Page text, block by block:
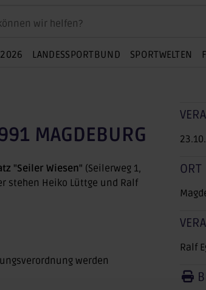
wir helfen?
2026 LANDESSPORTBUND SPORTWELTEN
MAGDEBURG
"Seiler Wiesen" (Seilerweg 1,
stehen Heiko Lüttge und Ralf
werden
ORT
Ralf